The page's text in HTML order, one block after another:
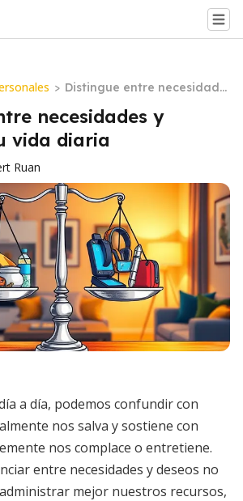
> Distingue entre necesidade
s y deseos en tu vida diaria
necesidades y
vida diaria
Ruan
a día, podemos confundir con
nos salva y sostiene con
nos complace o entretiene.
entre necesidades y deseos no
mejor nuestros recursos,